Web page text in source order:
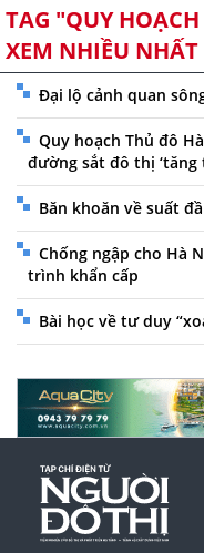
TAG "QUY
XEM NHIỀU NHẤT
Đại lộ cảnh quan
Quy hoạch Thủ đô
đường sắt đô thị ‘tăng
Băn khoăn về suất
Chống ngập cho Hà
trình khẩn cấp
Bài học về tư duy